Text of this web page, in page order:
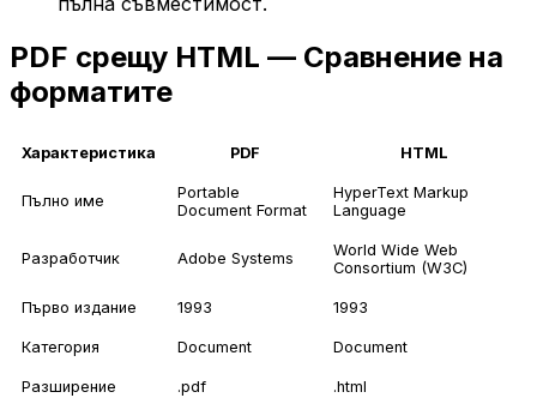
PDF срещу HTML — Сравнение на
форматите
Характеристика PDF HTML
Пълно име
Portable
Document Format
HyperText Markup
Language
Разработчик Adobe Systems
World Wide Web
Consortium (W3C)
Първо издание 1993 1993
Категория Document Document
Разширение .pdf .html